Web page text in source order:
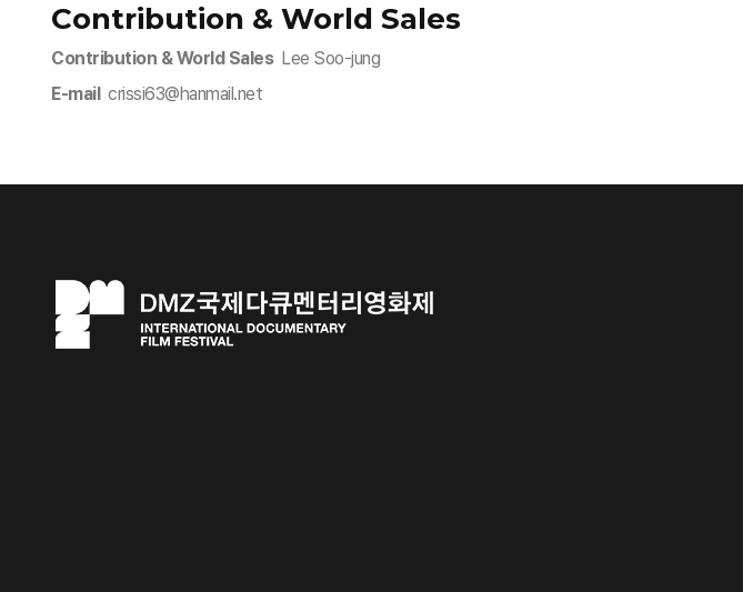
Contribution & World Sales
Contribution & World SalesLee Soo-jung
E-mailcrissi63@hanmail.net​